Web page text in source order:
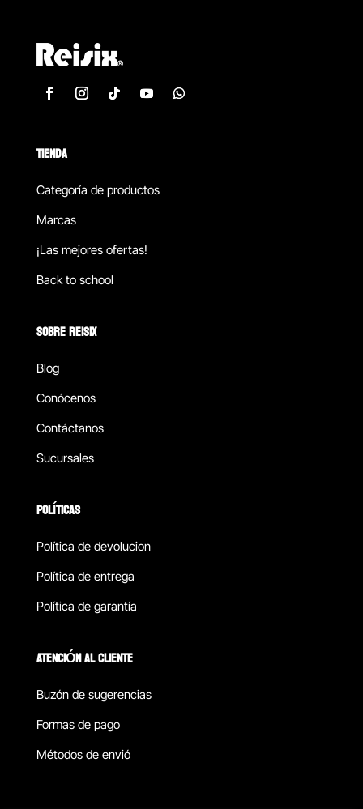
TIENDA
Categoría de productos
Marcas
¡Las mejores ofertas!
Back to school
SOBRE REISIX
Blog
Conócenos
Contáctanos
Sucursales
POLÍTICAS
Política de devolucion
Política de entrega
Política de garantía
ATENCIÓN AL CLIENTE
Buzón de sugerencias
Formas de pago
Métodos de envió